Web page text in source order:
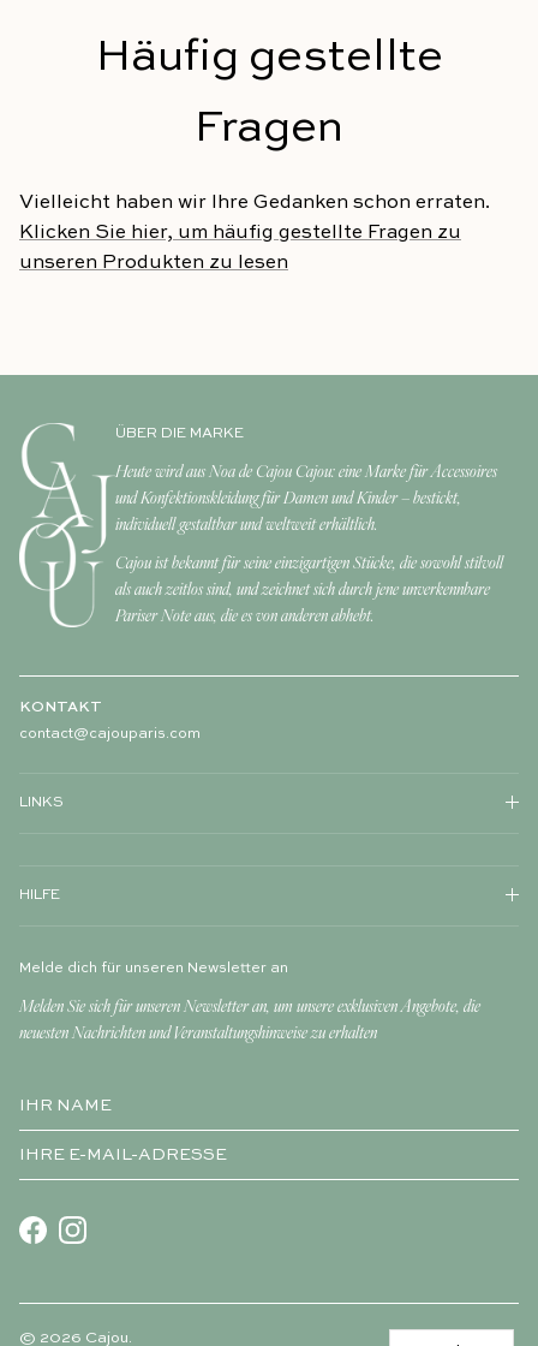
Häufig gestellte
Fragen
Vielleicht haben wir Ihre Gedanken schon erraten.
Klicken Sie hier, um häufig gestellte Fragen zu
unseren Produkten zu lesen
ÜBER DIE MARKE
Heute wird aus Noa de Cajou Cajou: eine Marke für Accessoires
und Konfektionskleidung für Damen und Kinder – bestickt,
individuell gestaltbar und weltweit erhältlich.
Cajou ist bekannt für seine einzigartigen Stücke, die sowohl stilvoll
als auch zeitlos sind, und zeichnet sich durch jene unverkennbare
Pariser Note aus, die es von anderen abhebt.
KONTAKT
contact@cajouparis.com
LINKS
HILFE
Melde dich für unseren Newsletter an
Melden Sie sich für unseren Newsletter an, um unsere exklusiven Angebote, die
neuesten Nachrichten und Veranstaltungshinweise zu erhalten
FacebookInstagram
© 2026 Cajou.